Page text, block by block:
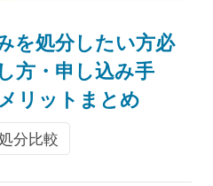
を処分したい方必
方・申し込み手
リットまとめ
分比較